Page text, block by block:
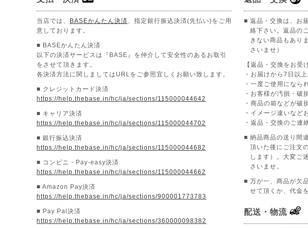
当店では、 BASEかんたん決済 、指定銀行振込決済(先払い)をご用
意しております。
■ BASEかんたん決済
以下の決済サービスは『BASE』を仲介して安全性のあるお取引
をさせて頂きます。
各決済方法に関しましてはURLをご参照宜しくお願い致します。
■ クレジットカード決済
https://help.thebase.in/hc/ja/sections/115000044642
■ キャリア決済
https://help.thebase.in/hc/ja/sections/115000044702
■ 銀行振込決済
https://help.thebase.in/hc/ja/sections/115000044682
■ コンビニ・Pay-easy決済
https://help.thebase.in/hc/ja/sections/115000044662
■ Amazon Pay決済
https://help.thebase.in/hc/ja/sections/900001773783
■ Pay Pal決済
https://help.thebase.in/hc/ja/sections/360000098382
■ 返品・交換は、お
絡下さい。返品の
きない商品もあり
さいませ）
【返品・交換をお受
・お届けから7日以
・一度ご使用になら
・お客様が汚損・破
・商品の箱などが破
・イメージ違いなど
・返品・交換のご連
■ 納品商品の送り間
頂いた後にご注文
します）。大変ご
さいませ。
■ 万が一、商品が欠
せて頂くか、代金
配送・物流